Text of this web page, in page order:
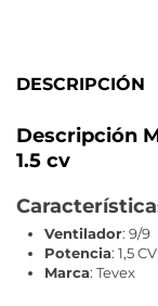
DESCRIPCIÓN
Descripción
1.5 cv
Ventilador: 9/9
Potencia: 1,5 CV
Marca: Tevex